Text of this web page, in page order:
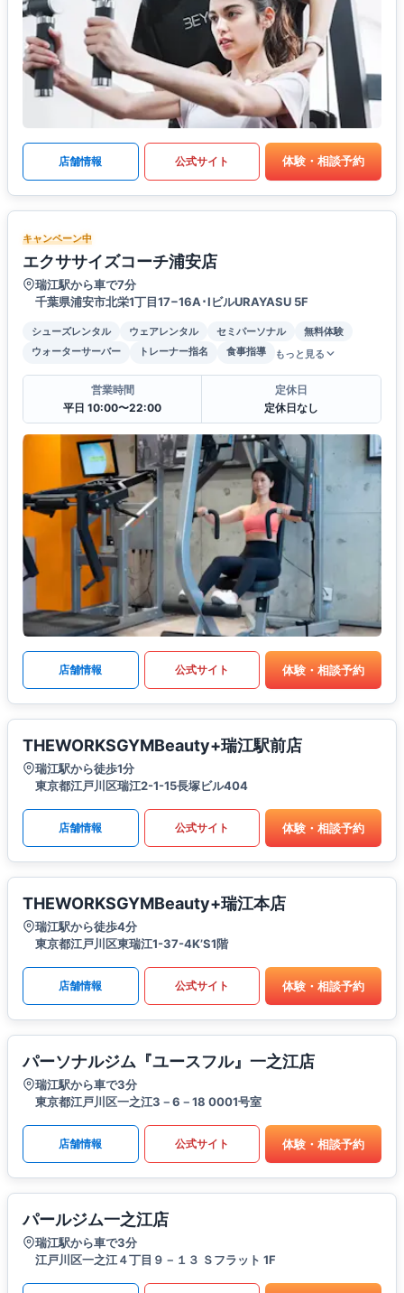
店舗情報 公式サイト 体験・相談予約
キャンペーン中
エクササイズコーチ浦安店
瑞江駅から車で7分
千葉県浦安市北栄1丁目17−16A･IビルURAYASU 5F
シューズレンタル ウェアレンタル セミパーソナル
無料体験
ウォーターサーバー
トレーナー指名 食事指導 もっと見る
営業時間
平日 10:00〜22:00
定休日
定休日なし
店舗情報 公式サイト 体験・相談予約
THEWORKSGYMBeauty+瑞江駅前店
瑞江駅から徒歩1分
東京都江戸川区瑞江2-1-15長塚ビル404
店舗情報 公式サイト 体験・相談予約
THEWORKSGYMBeauty+瑞江本店
瑞江駅から徒歩4分
東京都江戸川区東瑞江1-37-4K’S1階
店舗情報 公式サイト 体験・相談予約
パーソナルジム『ユースフル』一之江店
瑞江駅から車で3分
東京都江戸川区一之江3－6－18 0001号室
店舗情報 公式サイト 体験・相談予約
パールジム一之江店
瑞江駅から車で3分
江戸川区一之江４丁目９－１３ Ｓフラット 1F